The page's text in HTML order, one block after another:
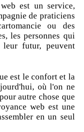
est un service,
de praticiens
ou des
les personnes qui
futur, peuvent
est le confort et la
où l'on ne
autre chose que
web est une
en un seul